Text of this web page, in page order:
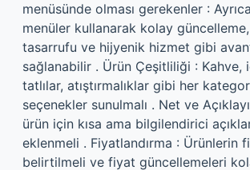
menüsünde olması gerekenler :
menüler kullanarak kolay
tasarrufu ve hijyenik hizmet gibi
sağlanabilir . Ürün Çeşitliliği : Kahve,
tatlılar, atıştırmalıklar gibi her
seçenekler sunulmalı . Net ve
ürün için kısa ama bilgilendirici
eklenmeli . Fiyatlandırma : Ürünlerin
belirtilmeli ve fiyat güncellemeleri